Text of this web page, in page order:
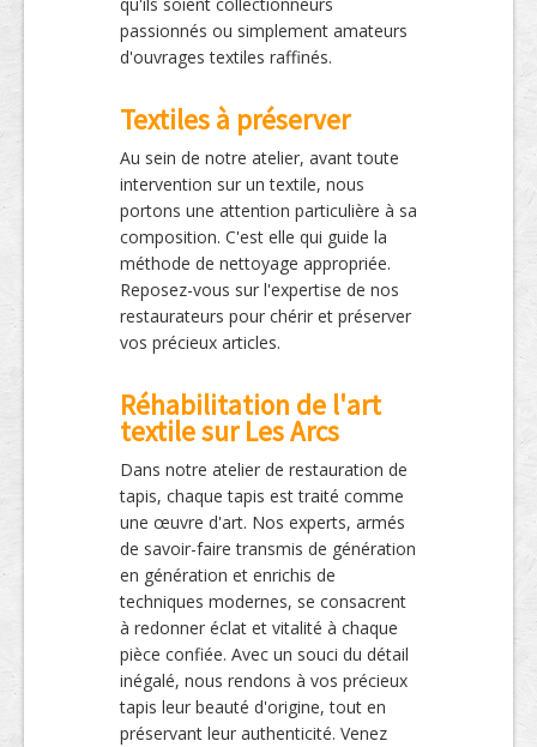
passionnés ou simplement amateurs
d'ouvrages textiles raffinés.
Textiles à préserver
Au sein de notre atelier, avant toute
intervention sur un textile, nous
portons une attention particulière à sa
composition. C'est elle qui guide la
méthode de nettoyage appropriée.
Reposez-vous sur l'expertise de nos
restaurateurs pour chérir et préserver
vos précieux articles.
Réhabilitation de l'art
textile sur Les Arcs
Dans notre atelier de restauration de
tapis, chaque tapis est traité comme
une œuvre d'art. Nos experts, armés
de savoir-faire transmis de génération
en génération et enrichis de
techniques modernes, se consacrent
à redonner éclat et vitalité à chaque
pièce confiée. Avec un souci du détail
inégalé, nous rendons à vos précieux
tapis leur beauté d'origine, tout en
préservant leur authenticité. Venez